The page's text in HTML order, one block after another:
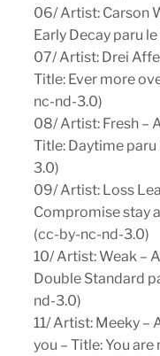
06/ Artist: Carson
Early Decay paru
07/ Artist: Drei
Title: Ever more
nc-nd-3.0)
08/ Artist: Fresh –
Title: Daytime
3.0)
09/ Artist: Loss
Compromise stay
(cc-by-nc-nd-3.0)
10/ Artist: Weak –
Double Standard
nd-3.0)
11/ Artist: Meeky –
you – Title: You